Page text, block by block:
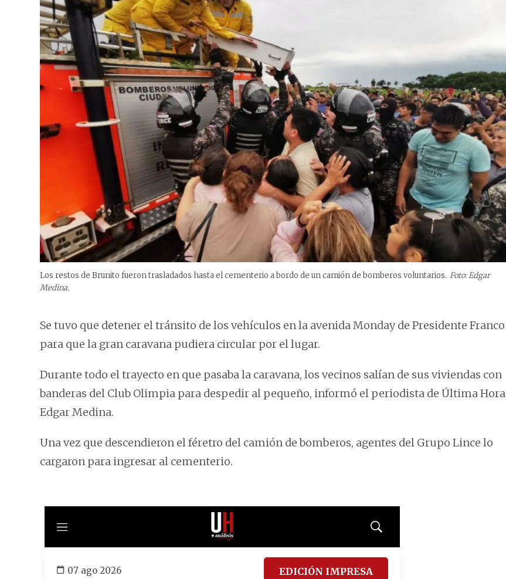
Los restos de Brunito fueron trasladados hasta el cementerio a bordo de un camión de bomberos voluntarios. Foto: Edgar
Medina.
Se tuvo que detener el tránsito de los vehículos en la avenida Monday de Presidente Franco
para que la gran caravana pudiera circular por el lugar.
Durante todo el trayecto en que pasaba la caravana, los vecinos salían de sus viviendas con
banderas del Club Olimpia para despedir al pequeño, informó el periodista de Última Hora
Edgar Medina.
Una vez que descendieron el féretro del camión de bomberos, agentes del Grupo Lince lo
cargaron para ingresar al cementerio.